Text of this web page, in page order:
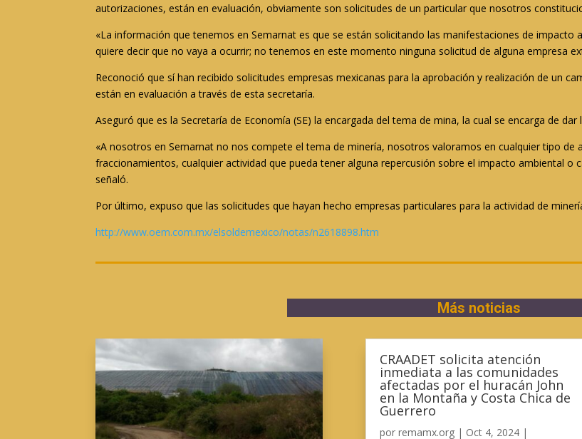
autorizaciones, están en evaluación, obviamente son solicitudes de un particular que nosotros
«La información que tenemos en Semarnat es que se están solicitando las manifestaciones de impacto
quiere decir que no vaya a ocurrir; no tenemos en este momento ninguna solicitud de alguna empresa
Reconoció que sí han recibido solicitudes empresas mexicanas para la aprobación y realización de un
están en evaluación a través de esta secretaría.
Aseguró que es la Secretaría de Economía (SE) la encargada del tema de mina, la cual se encarga de
«A nosotros en Semarnat no nos compete el tema de minería, nosotros valoramos en cualquier tipo
fraccionamientos, cualquier actividad que pueda tener alguna repercusión sobre el impacto ambiental o
señaló.
Por último, expuso que las solicitudes que hayan hecho empresas particulares para la actividad de
http://www.oem.com.mx/elsoldemexico/notas/n2618898.htm
Más noticias
CRAADET solicita atención
inmediata a las comunidades
afectadas por el huracán John
en la Montaña y Costa Chica de
Guerrero
por remamx.org| Oct 4, 2024|